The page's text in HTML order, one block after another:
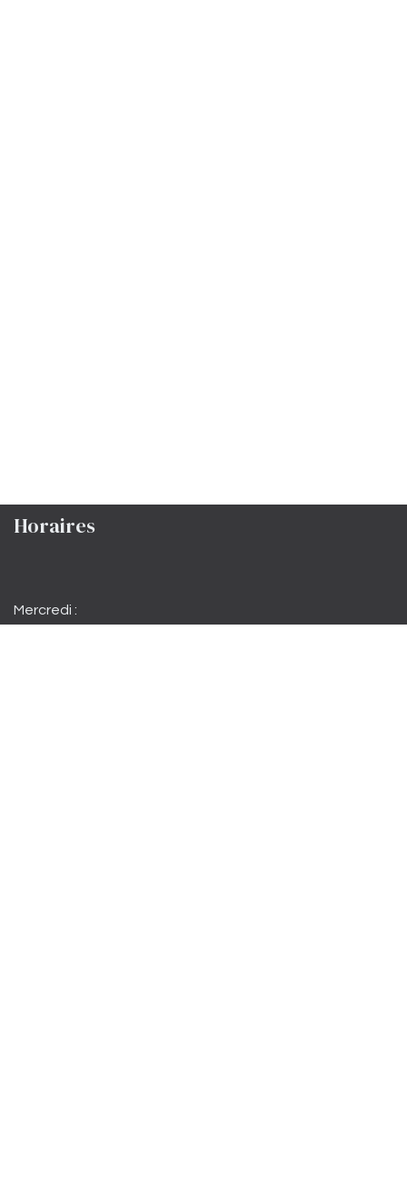
Horaires
Mercredi :